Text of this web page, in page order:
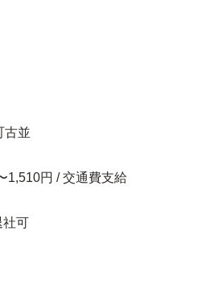
古並
1,510円 / 交通費支給
社可